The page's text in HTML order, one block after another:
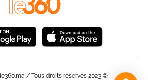
© Web News / le360.ma / Tous droits réservés 2023